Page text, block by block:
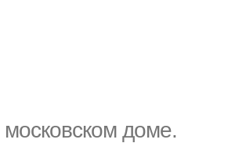
доме.